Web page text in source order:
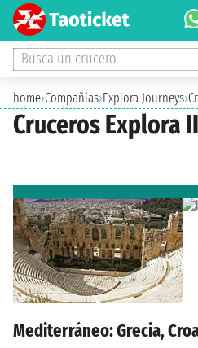
Busca un crucero
home›Compañías›Explora Journeys›
Cruceros Explora
Mediterráneo: Grecia,